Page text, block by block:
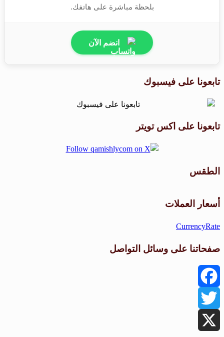
بلحظة مباشرة على هاتفك.
انضم الآن
تابعونا على فيسبوك
تابعونا على اكس تويتر
الطقس
أسعار العملات
CurrencyRate
صفحاتنا على وسائل التواصل
Facebook
Twitter